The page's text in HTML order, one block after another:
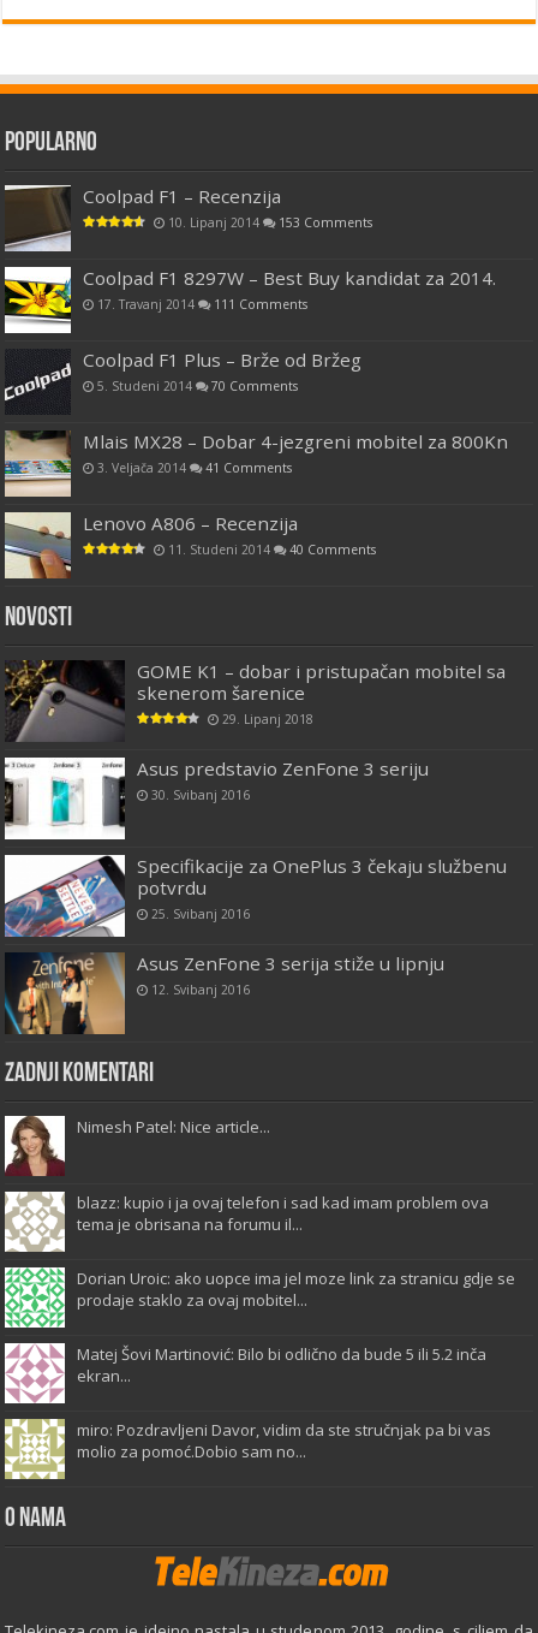
Popularno
Coolpad F1 – Recenzija
10. Lipanj 2014 153 Comments
Coolpad F1 8297W – Best Buy kandidat za 2014.
17. Travanj 2014 111 Comments
Coolpad F1 Plus – Brže od Bržeg
5. Studeni 2014 70 Comments
Mlais MX28 – Dobar 4-jezgreni mobitel za 800Kn
3. Veljača 2014 41 Comments
Lenovo A806 – Recenzija
11. Studeni 2014 40 Comments
Novosti
GOME K1 – dobar i pristupačan mobitel sa
skenerom šarenice
29. Lipanj 2018
Asus predstavio ZenFone 3 seriju
30. Svibanj 2016
Specifikacije za OnePlus 3 čekaju službenu
potvrdu
25. Svibanj 2016
Asus ZenFone 3 serija stiže u lipnju
12. Svibanj 2016
Zadnji komentari
Nimesh Patel: Nice article...
blazz: kupio i ja ovaj telefon i sad kad imam problem ova
tema je obrisana na forumu il...
Dorian Uroic: ako uopce ima jel moze link za stranicu gdje se
prodaje staklo za ovaj mobitel...
Matej Šovi Martinović: Bilo bi odlično da bude 5 ili 5.2 inča
ekran...
miro: Pozdravljeni Davor, vidim da ste stručnjak pa bi vas
molio za pomoć.Dobio sam no...
O Nama